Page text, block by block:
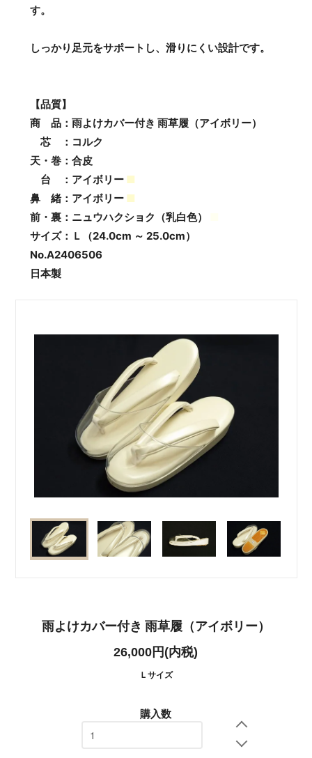
す。
しっかり足元をサポートし、滑りにくい設計です。
【品質】
商 品：雨よけカバー付き 雨草履（アイボリー）
芯 ：コルク
天・巻：合皮
台 ：アイボリー■
鼻 緒：アイボリー■
前・裏：ニュウハクショク（乳白色）
サイズ：Ｌ（24.0cm ～ 25.0cm）
No.A2406506
日本製
雨よけカバー付き 雨草履（アイボリー）
26,000円(内税)
Ｌサイズ
購入数